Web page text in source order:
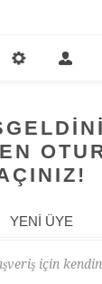
YENI ÜYE
için